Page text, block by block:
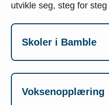
utvikle seg, steg for steg
Skoler i Bamble
Voksenopplæring